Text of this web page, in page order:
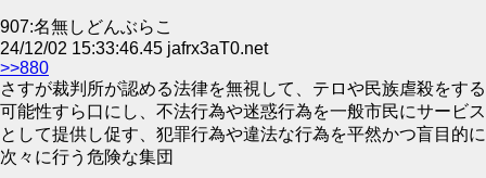
907:名無しどんぶらこ
24/12/02 15:33:46.45 jafrx3aT0.net
>>880
さすが裁判所が認める法律を無視して、テロや民族虐殺をする
可能性すら口にし、不法行為や迷惑行為を一般市民にサービス
として提供し促す、犯罪行為や違法な行為を平然かつ盲目的に
次々に行う危険な集団